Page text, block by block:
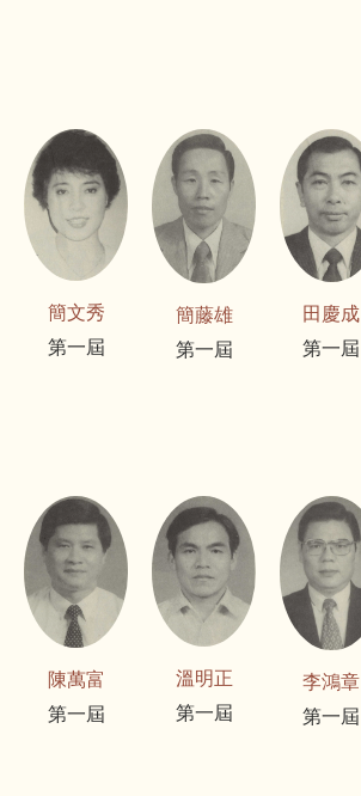
簡文秀
第一屆
簡藤雄
第一屆
田慶成
第一屆
陳萬富
第一屆
溫明正
第一屆
李鴻章
第一屆